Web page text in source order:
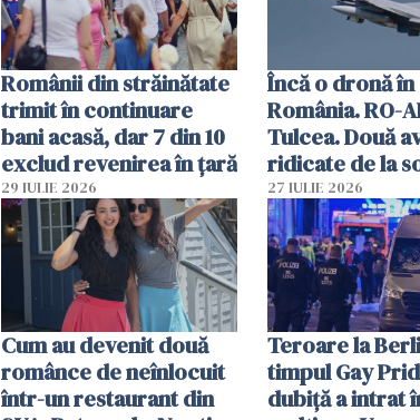
Românii din străinătate
trimit în continuare
bani acasă, dar 7 din 10
exclud revenirea în țară
29 IULIE 2026
Încă o dronă în
România. RO-
Tulcea. Două
ridicate de la
27 IULIE 2026
Cum au devenit două
românce de neînlocuit
într-un restaurant din
Teroare la
timpul Gay
dubiță a intrat